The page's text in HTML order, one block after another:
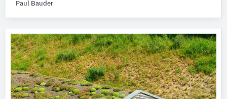
Paul Bauder